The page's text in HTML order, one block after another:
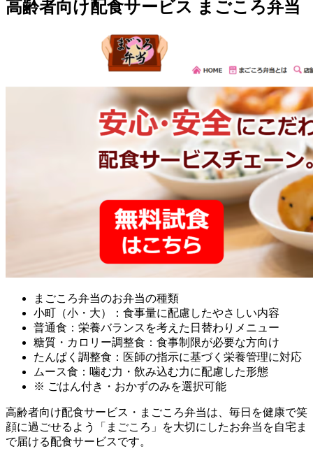
高齢者向け配食サービス まごころ弁当
まごころ弁当のお弁当の種類
小町（小・大）：食事量に配慮したやさしい内容
普通食：栄養バランスを考えた日替わりメニュー
糖質・カロリー調整食：食事制限が必要な方向け
たんぱく調整食：医師の指示に基づく栄養管理に対応
ムース食：噛む力・飲み込む力に配慮した形態
※ ごはん付き・おかずのみを選択可能
高齢者向け配食サービス・まごころ弁当は、毎日を健康で笑
顔に過ごせるよう「まごころ」を大切にしたお弁当を自宅ま
で届ける配食サービスです。